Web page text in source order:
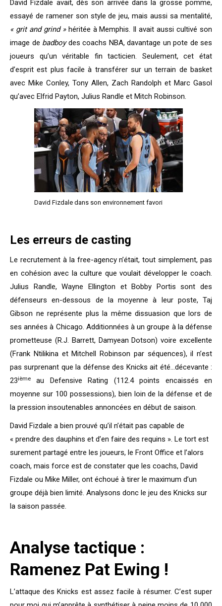
David Fizdale avait, dès son arrivée dans la grosse pomme,
essayé de ramener son style de jeu, mais aussi sa mentalité,
« grit and grind »héritée à Memphis. Il avait aussi cultivé son
image de badboydes coachs NBA, davantage un pote de ses
joueurs qu’un véritable fin tacticien. Seulement, cet état
d’esprit est plus facile à transférer sur un terrain de basket
avec Mike Conley, Tony Allen, Zach Randolph et Marc Gasol
qu’avec Elfrid Payton, Julius Randle et Mitch Robinson.
David Fizdale dans son environnement favori
Les erreurs de casting
Le recrutement à la free-agency n’était, tout simplement, pas
en cohésion avec la culture que voulait développer le coach.
Julius Randle, Wayne Ellington et Bobby Portis sont des
défenseurs en-dessous de la moyenne à leur poste, Taj
Gibson ne représente plus la même dissuasion que lors de
ses années à Chicago. Additionnées à un groupe à la défense
prometteuse (R.J. Barrett, Damyean Dotson) voire excellente
(Frank Ntilikina et Mitchell Robinson par séquences), il n’est
pas surprenant que la défense des Knicks ait été…décevante :
23ième
au Defensive Rating (112.4 points encaissés en
moyenne sur 100 possessions), bien loin de la défense et de
la pression insoutenables annoncées en début de saison.
David Fizdale a bien prouvé qu’il n’était pas capable de
« prendre des dauphins et d’en faire des requins ». Le tort est
surement partagé entre les joueurs, le Front Office et l’alors
coach, mais force est de constater que les coachs, David
Fizdale ou Mike Miller, ont échoué à tirer le maximum d’un
groupe déjà bien limité. Analysons donc le jeu des Knicks sur
la saison passée.
Analyse tactique :
Ramenez Pat Ewing !
L’attaque des Knicks est assez facile à résumer. C’est super